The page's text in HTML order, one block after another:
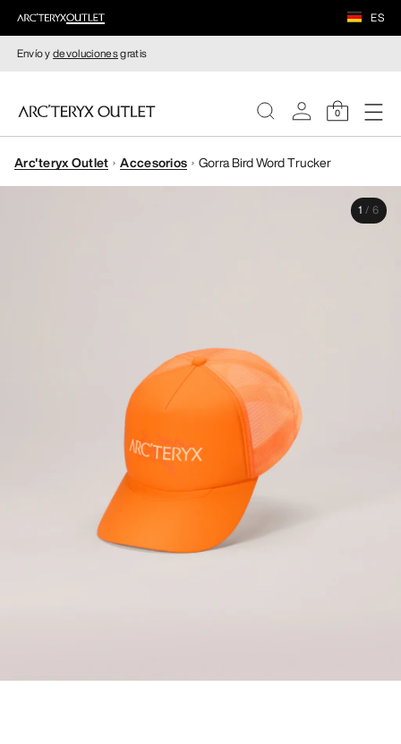
ES
Envío ydevolucionesgratis
0
MUJERE
Arc'teryx Outlet Accesorios Gorra Bird Word Trucker
1 / 6